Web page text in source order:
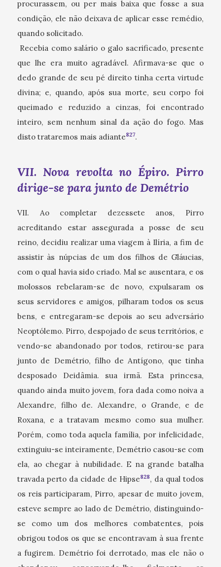
procurassem, ou per mais baixa que fosse a sua
condição, ele não deixava de aplicar esse remédio,
quando solicitado.
Recebia como salário o galo sacrificado, presente
que lhe era muito agradável. Afirmava-se que o
dedo grande de seu pé direito tinha certa virtude
divina; e, quando, após sua morte, seu corpo foi
queimado e reduzido a cinzas, foi encontrado
inteiro, sem nenhum sinal da ação do fogo. Mas
disto trataremos mais adiante827.
VII. Nova revolta no Épiro. Pirro
dirige-se para junto de Demétrio
VII. Ao completar dezessete anos, Pirro
acreditando estar assegurada a posse de seu
reino, decidiu realizar uma viagem à Ilíria, a fim de
assistir às núpcias de um dos filhos de Gláucias,
com o qual havia sido criado. Mal se ausentara, e os
molossos rebelaram-se de novo, expulsaram os
seus servidores e amigos, pilharam todos os seus
bens, e entregaram-se depois ao seu adversário
Neoptólemo. Pirro, despojado de seus territórios, e
vendo-se abandonado por todos, retirou-se para
junto de Demétrio, filho de Antígono, que tinha
desposado Deidâmia. sua irmã. Esta princesa,
quando ainda muito jovem, fora dada como noiva a
Alexandre, filho de. Alexandre, o Grande, e de
Roxana, e a tratavam mesmo como sua mulher.
Porém, como toda aquela família, por infelicidade,
extinguiu-se inteiramente, Demétrio casou-se com
ela, ao chegar à nubilidade. E na grande batalha
travada perto da cidade de Hipse828, da qual todos
os reis participaram, Pirro, apesar de muito jovem,
esteve sempre ao lado de Demétrio, distinguindo-
se como um dos melhores combatentes, pois
obrigou todos os que se encontravam à sua frente
a fugirem. Demétrio foi derrotado, mas ele não o